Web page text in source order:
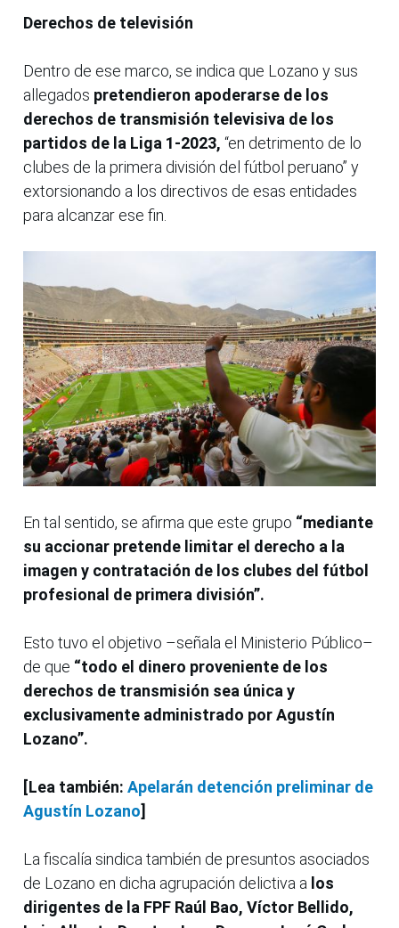
Derechos de televisión
Dentro de ese marco, se indica que Lozano y sus
allegados pretendieron apoderarse de los
derechos de transmisión televisiva de los
partidos de la Liga 1-2023, “en detrimento de lo
clubes de la primera división del fútbol peruano” y
extorsionando a los directivos de esas entidades
para alcanzar ese fin.
En tal sentido, se afirma que este grupo “mediante
su accionar pretende limitar el derecho a la
imagen y contratación de los clubes del fútbol
profesional de primera división”.
Esto tuvo el objetivo –señala el Ministerio Público–
de que “todo el dinero proveniente de los
derechos de transmisión sea única y
exclusivamente administrado por Agustín
Lozano”.
[Lea también: Apelarán detención preliminar de
Agustín Lozano]
La fiscalía sindica también de presuntos asociados
de Lozano en dicha agrupación delictiva a los
dirigentes de la FPF Raúl Bao, Víctor Bellido,